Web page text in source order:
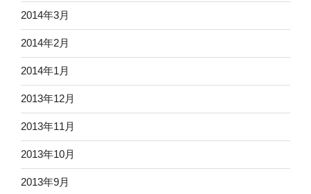
2014年3月
2014年2月
2014年1月
2013年12月
2013年11月
2013年10月
2013年9月